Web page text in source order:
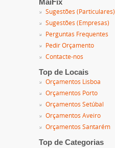
MaiFix
Sugestões (Particulares)
Sugestões (Empresas)
Perguntas Frequentes
Pedir Orçamento
Contacte-nos
Top de Locais
Orçamentos Lisboa
Orçamentos Porto
Orçamentos Setúbal
Orçamentos Aveiro
Orçamentos Santarém
Top de Categorias